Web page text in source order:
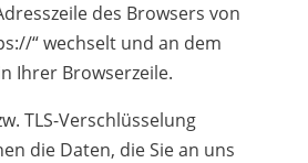
des Browsers von
“ wechselt und an dem
Ihrer Browserzeile.
TLS-Verschlüsselung
die Daten, die Sie an uns